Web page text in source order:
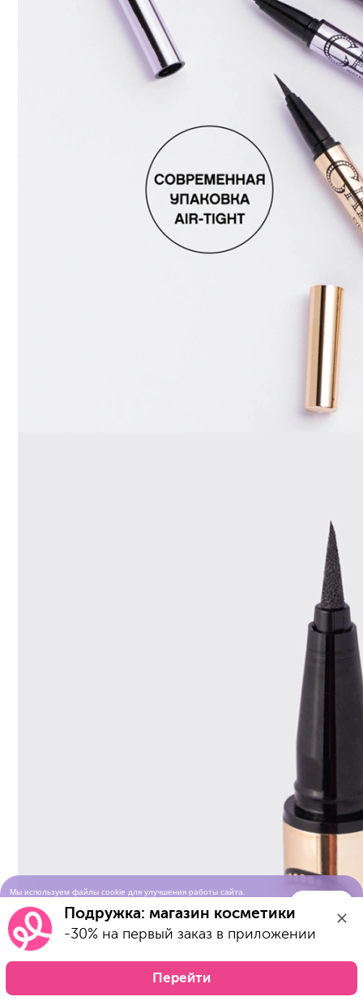
Мы используем файлы cookie для улучшения работы сайта.
использования cookie-файловПодружка: магазин косметики
-30% на первый заказ в приложении
Перейти